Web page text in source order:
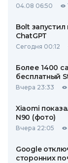
04.08 06:50
Bolt
ChatGPT
Сегодня 00:12
Более 1400
бесплатный
Вчера 23:33
Xiaomi
N90 (фото)
Вчера 22:05
Google
сторонних